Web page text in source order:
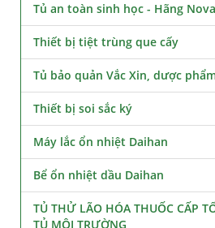
Tủ an toàn sinh học - Hãng
Thiết bị tiệt trùng que cấy
Tủ bảo quản Vắc Xin, dược
Thiết bị soi sắc ký
Máy lắc ổn nhiệt Daihan
Bể ổn nhiệt dầu Daihan
TỦ THỬ LÃO HÓA THUỐC CẤP
TỦ MÔI TRƯỜNG